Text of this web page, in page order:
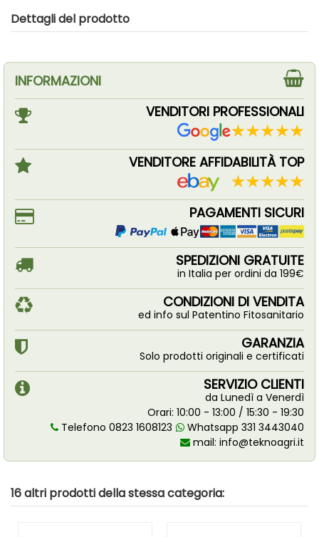
Dettagli del prodotto
INFORMAZIONI
VENDITORI PROFESSIONALI
VENDITORE AFFIDABILITÀ TOP
PAGAMENTI SICURI
SPEDIZIONI GRATUITE
in Italia per ordini da 199€
CONDIZIONI DI VENDITA
ed info sul Patentino Fitosanitario
GARANZIA
Solo prodotti originali e certificati
SERVIZIO CLIENTI
da Lunedì a Venerdì
Orari: 10:00 - 13:00 / 15:30 - 19:30
Telefono 0823 1608123
Whatsapp 331 3443040
mail: info@teknoagri.it
16 altri prodotti della stessa categoria: